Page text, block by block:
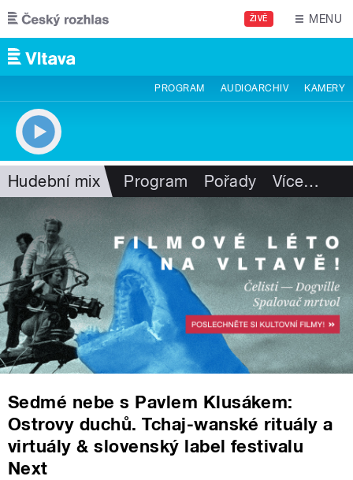
Přejít k hlavnímu obsahu
ŽIVĚ MENU
PROGRAM AUDIOARCHIV KAMERY
Hudební mix Program Pořady Více…
Sedmé nebe s Pavlem Klusákem:
Ostrovy duchů. Tchaj-wanské rituály a
virtuály & slovenský label festivalu
Next